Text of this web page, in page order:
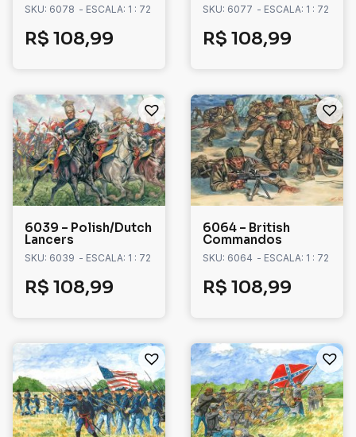
SKU: 6078 - ESCALA: 1 : 72
R$ 108,99
SKU: 6077 - ESCALA: 1 : 72
R$ 108,99
6039 – Polish/Dutch
Lancers
SKU: 6039 - ESCALA: 1 : 72
R$ 108,99
6064 – British
Commandos
SKU: 6064 - ESCALA: 1 : 72
R$ 108,99